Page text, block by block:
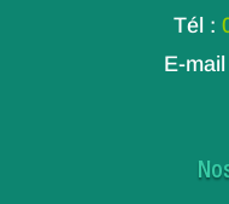
Tél :
E-mail